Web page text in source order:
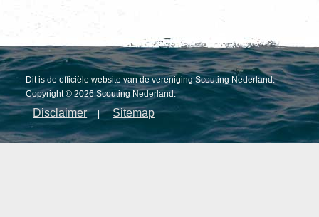
Dit is de officiële website van de vereniging Scouting Nederland.
Copyright © 2026 Scouting Nederland.
Disclaimer | Sitemap